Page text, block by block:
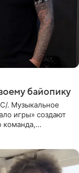
байопику
. Музыкальное
игры» создают
команда,